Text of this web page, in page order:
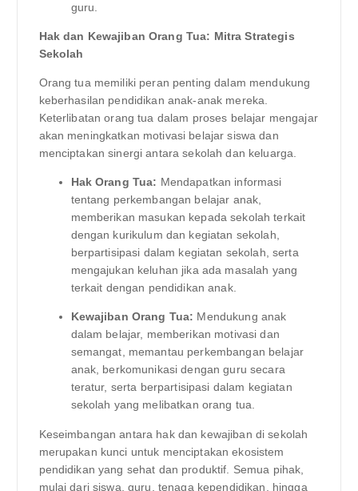
guru.
Hak dan Kewajiban Orang Tua: Mitra Strategis
Sekolah
Orang tua memiliki peran penting dalam mendukung
keberhasilan pendidikan anak-anak mereka.
Keterlibatan orang tua dalam proses belajar mengajar
akan meningkatkan motivasi belajar siswa dan
menciptakan sinergi antara sekolah dan keluarga.
Hak Orang Tua: Mendapatkan informasi
tentang perkembangan belajar anak,
memberikan masukan kepada sekolah terkait
dengan kurikulum dan kegiatan sekolah,
berpartisipasi dalam kegiatan sekolah, serta
mengajukan keluhan jika ada masalah yang
terkait dengan pendidikan anak.
Kewajiban Orang Tua: Mendukung anak
dalam belajar, memberikan motivasi dan
semangat, memantau perkembangan belajar
anak, berkomunikasi dengan guru secara
teratur, serta berpartisipasi dalam kegiatan
sekolah yang melibatkan orang tua.
Keseimbangan antara hak dan kewajiban di sekolah
merupakan kunci untuk menciptakan ekosistem
pendidikan yang sehat dan produktif. Semua pihak,
mulai dari siswa, guru, tenaga kependidikan, hingga